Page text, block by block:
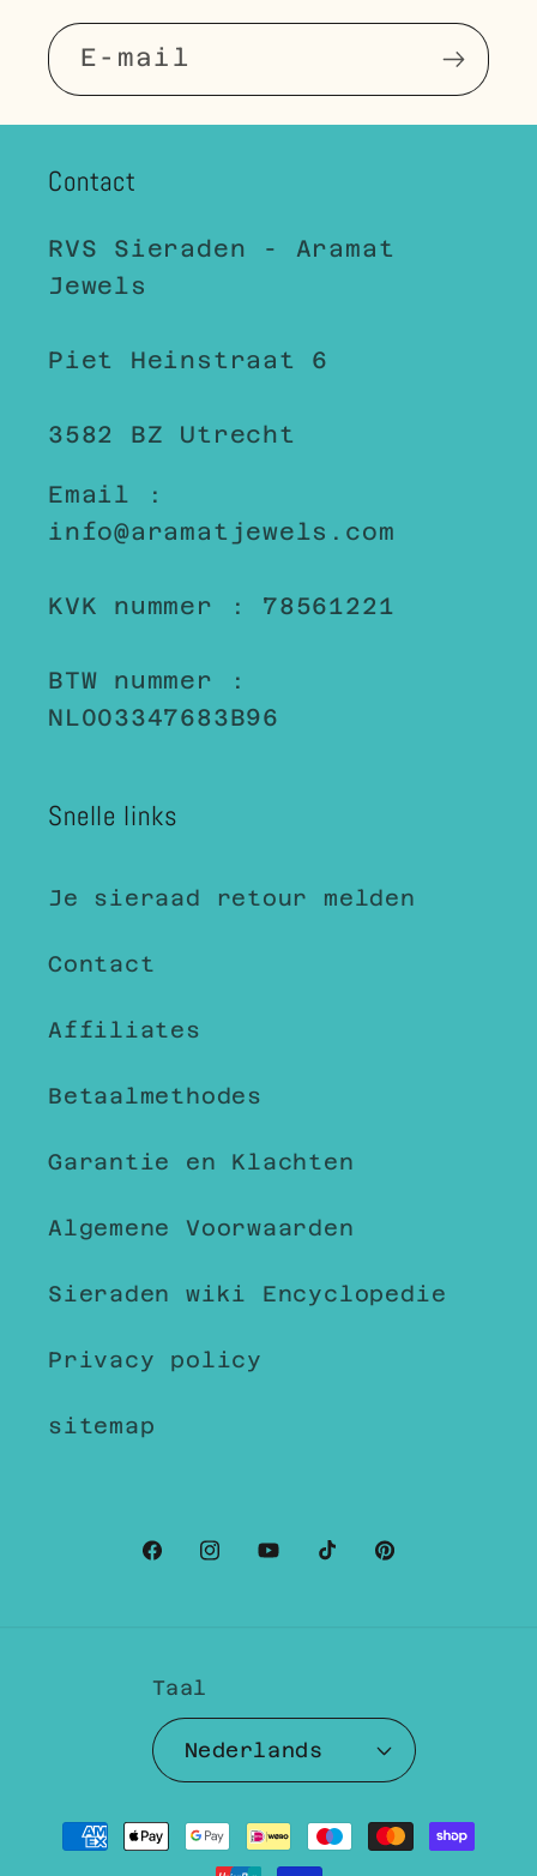
E‑mail
Contact
RVS Sieraden - Aramat
Jewels
Piet Heinstraat 6
3582 BZ Utrecht
Email :
info@aramatjewels.com
KVK nummer : 78561221
BTW nummer :
NL003347683B96
Snelle links
Je sieraad retour melden
Contact
Affiliates
Betaalmethodes
Garantie en Klachten
Algemene Voorwaarden
Sieraden wiki Encyclopedie
Privacy policy
sitemap
Facebook
Instagram
YouTubeTikTokPinterest
Taal
Nederlands
Betaalmethoden